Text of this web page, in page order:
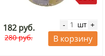
182 руб.
280 руб.
- шт +
В корзину